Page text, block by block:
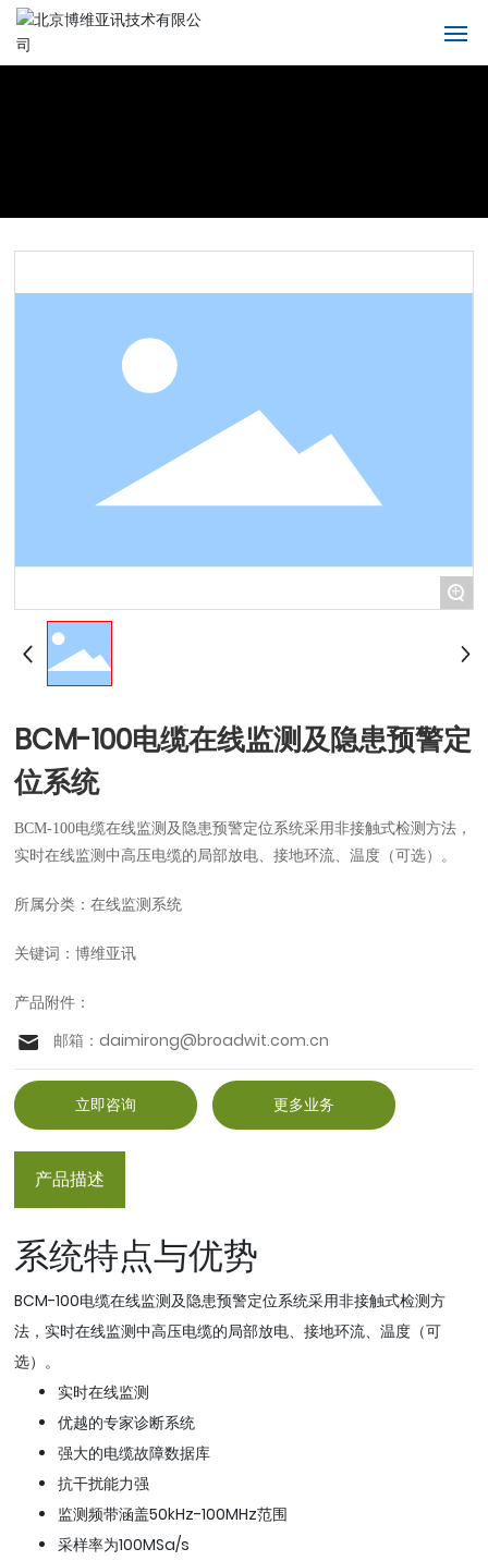
产品中心
+
BCM-100电缆在线监测及隐患预警定
位系统
BCM-100电缆在线监测及隐患预警定位系统采用非接触式检测方法，
实时在线监测中高压电缆的局部放电、接地环流、温度（可选）。
所属分类：在线监测系统
关键词：博维亚讯
产品附件：
邮箱：daimirong@broadwit.com.cn
立即咨询 更多业务
产品描述
系统特点与优势
BCM-100电缆在线监测及隐患预警定位系统采用非接触式检测方
法，实时在线监测中高压电缆的局部放电、接地环流、温度（可
选）。
实时在线监测
优越的专家诊断系统
强大的电缆故障数据库
抗干扰能力强
监测频带涵盖50kHz-100MHz范围
采样率为100MSa/s